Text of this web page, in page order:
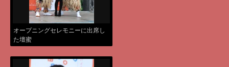
オープニングセレモニーに出席し
た壇蜜